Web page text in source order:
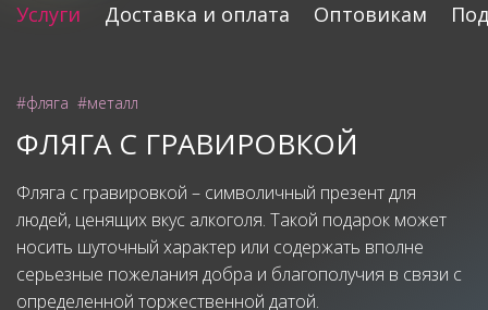
Услуги Доставка и оплата Оптовикам
#фляга #металл
ФЛЯГА С ГРАВИРОВКОЙ
Фляга с гравировкой – символичный презент для
людей, ценящих вкус алкоголя. Такой подарок может
носить шуточный характер или содержать вполне
серьезные пожелания добра и благополучия в связи с
определенной торжественной датой.